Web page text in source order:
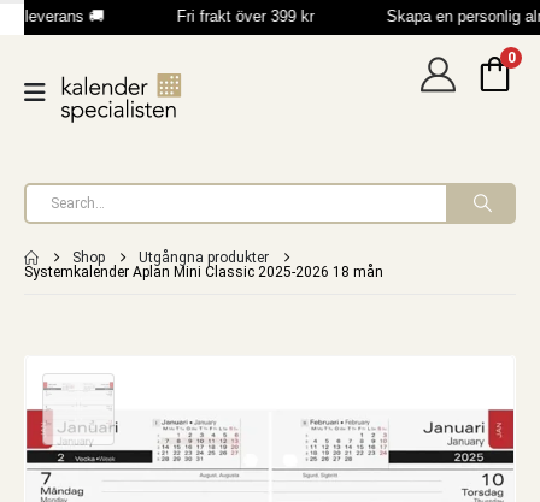
leverans 🚚 Fri frakt över 399 kr Skapa en personlig
0
Shop
Utgångna produkter
Systemkalender Aplan Mini Classic 2025-2026 18 mån